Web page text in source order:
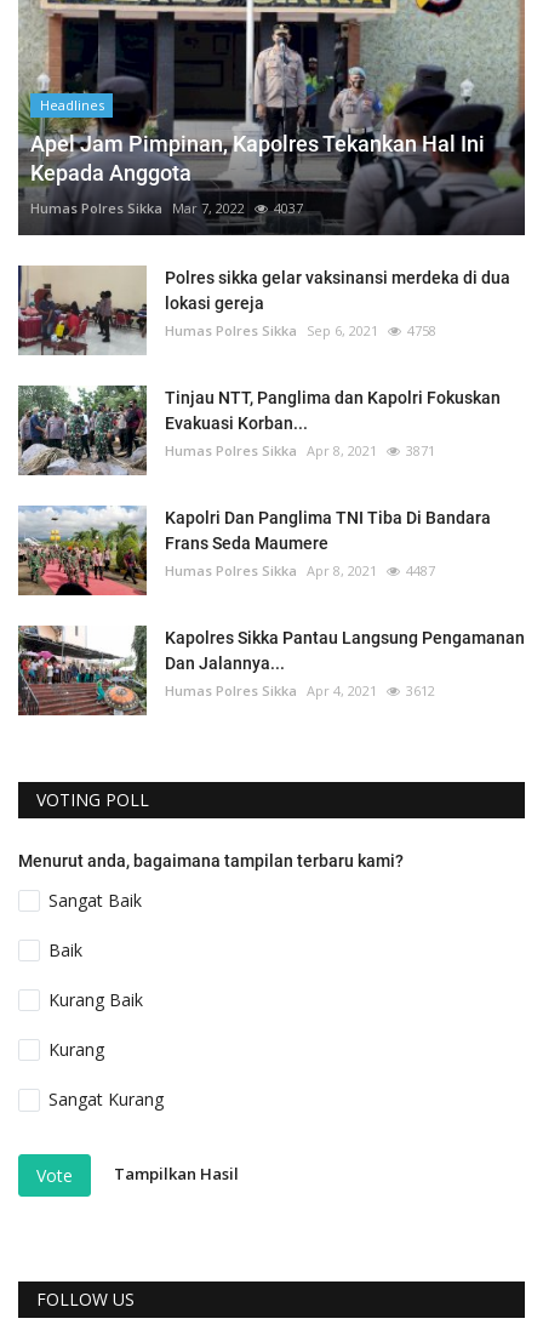
Headlines
Apel Jam Pimpinan, Kapolres Tekankan Hal Ini
Kepada Anggota
Humas Polres Sikka Mar 7, 2022 4037
Polres sikka gelar vaksinansi merdeka di dua
lokasi gereja
Humas Polres Sikka Sep 6, 2021 4758
Tinjau NTT, Panglima dan Kapolri Fokuskan
Evakuasi Korban...
Humas Polres Sikka Apr 8, 2021 3871
Kapolri Dan Panglima TNI Tiba Di Bandara
Frans Seda Maumere
Humas Polres Sikka Apr 8, 2021 4487
Kapolres Sikka Pantau Langsung Pengamanan
Dan Jalannya...
Humas Polres Sikka Apr 4, 2021 3612
VOTING POLL
Menurut anda, bagaimana tampilan terbaru kami?
Sangat Baik
Baik
Kurang Baik
Kurang
Sangat Kurang
Vote Tampilkan Hasil
FOLLOW US